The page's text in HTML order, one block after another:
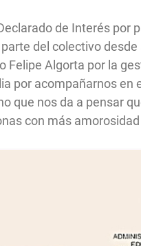
de Interés por
del colectivo
Felipe Algorta por la
por acompañarnos en
que nos da a pensar
con más